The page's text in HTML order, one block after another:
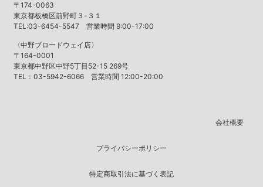
〒174-0063
東京都板橋区前野町３-３１
TEL:03-6454-5547 営業時間 9:00-17:00
〈中野ブロードウェイ店〉
〒164-0001
東京都中野区中野5丁目52-15 269号
TEL：03-5942-6066 営業時間 12:00-20:00
会社概要
プライバシーポリシー
特定商取引法に基づく表記